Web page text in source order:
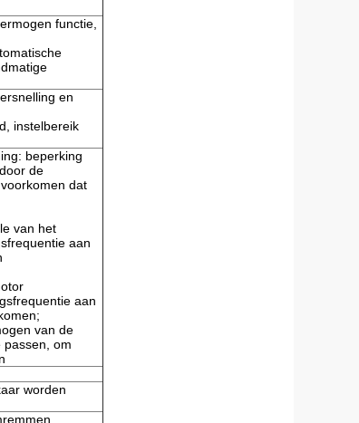
functie,
en
instelbereik
beperking
de
dat
van het
aan
aan
van de
passen, om
worden